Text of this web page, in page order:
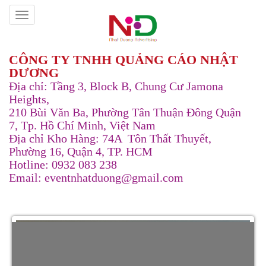
CÔNG TY TNHH QUẢNG CÁO NHẬT
DƯƠNG
Địa chỉ: Tầng 3, Block B, Chung Cư Jamona
Heights,
210 Bùi Văn Ba, Phường Tân Thuận Đông Quận
7, Tp. Hồ Chí Minh, Việt Nam
Địa chỉ Kho Hàng: 74A Tôn Thất Thuyết,
Phường 16, Quận 4, TP. HCM
Hotline: 0932 083 238
Email: eventnhatduong@gmail.com